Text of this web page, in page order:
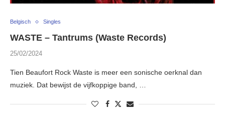
Belgisch Singles
WASTE – Tantrums (Waste Records)
25/02/2024
Tien Beaufort Rock Waste is meer een sonische oerknal dan
muziek. Dat bewijst de vijfkoppige band, …